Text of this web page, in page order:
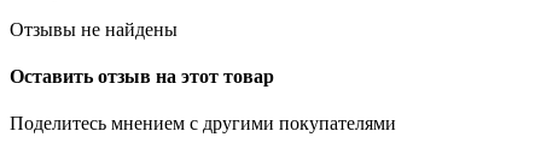
Отзывы не найдены
Оставить отзыв на этот товар
Поделитесь мнением с другими покупателями